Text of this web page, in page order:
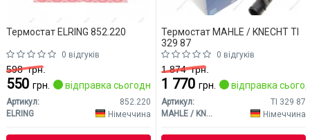
Термостат ELRING 852.220
0 відгуків
598грн.
550 грн. відправка сьогодні
Артикул:
852.220
ELRING
Німеччина
Термостат MAHLE / KNECHT TI
329 87
0 відгуків
1 874грн.
1 770 грн. відправка
Артикул:
TI 329 87
MAHLE / KNECHT
Німеччина